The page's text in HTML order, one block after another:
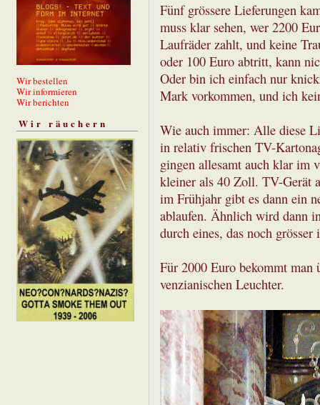
Wir bestellen
Wir informieren
Wir berichten
Wir räuchern
Fünf grössere Lieferungen
muss klar sehen, wer 2200
Laufräder zahlt, und keine
oder 100 Euro abtritt, kann
Oder bin ich einfach nur
Mark vorkommen, und ich
Wie auch immer: Alle diese
in relativ frischen TV-
gingen allesamt auch klar im
kleiner als 40 Zoll. TV-Gerät
im Frühjahr gibt es dann ein
ablaufen. Ähnlich wird dann
durch eines, das noch grösser
Für 2000 Euro bekommt man
venzianischen Leuchter.